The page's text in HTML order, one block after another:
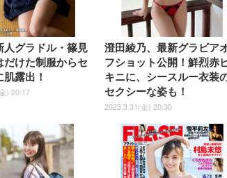
ラ
ゃれ パソコンチェア (ホワイ
ト)
人グラドル・篠見
だけた制服からセ
露出！
) 20:17
澄田綾乃、最新グラビア
フショット公開！鮮烈赤
キニに、シースルー衣装
セクシーな姿も！
2023.3.31(金) 20:30